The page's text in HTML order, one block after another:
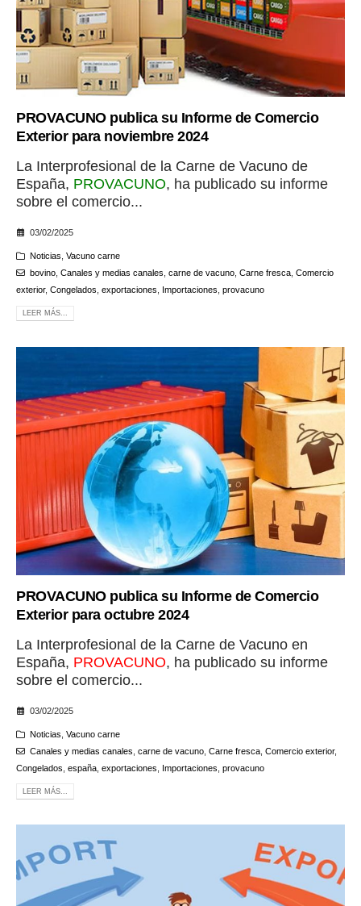
PROVACUNO publica su Informe de Comercio
Exterior para noviembre 2024
La Interprofesional de la Carne de Vacuno de
España, PROVACUNO, ha publicado su informe
sobre el comercio...
03/02/2025
Noticias Vacuno carne
bovino, Canales y medias canales carne de vacuno, Carne fresca, Comercio
exterior, Congelados exportaciones Importaciones provacuno
LEER MÁS...
PROVACUNO publica su Informe de Comercio
Exterior para octubre 2024
La Interprofesional de la Carne de Vacuno en
España, PROVACUNO, ha publicado su informe
sobre el comercio...
03/02/2025
Noticias Vacuno carne
Canales y medias canales carne de vacuno, Carne fresca, Comercio exterior,
Congelados españa exportaciones Importaciones provacuno
LEER MÁS...